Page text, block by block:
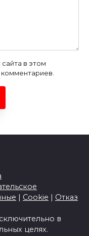
в этом
Cookie
Отказ
в
целях.